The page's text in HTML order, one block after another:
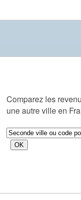
Comparez les
une autre ville en